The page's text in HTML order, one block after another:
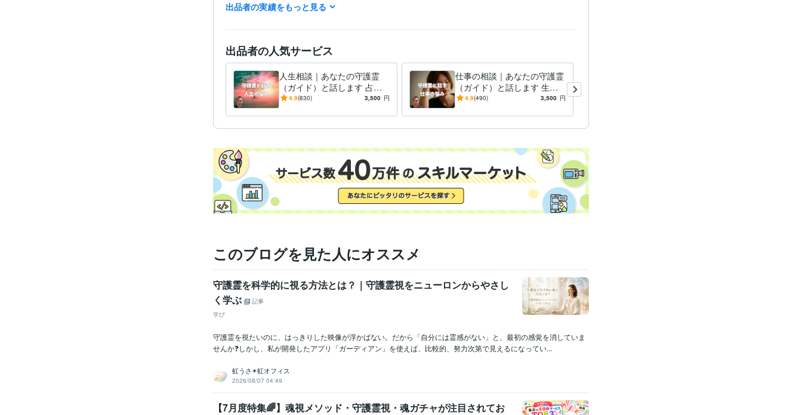
得意分野 占い クライアントの守護霊（ガイド）と話すこと
悩み相談・カウンセリング クライアントの守護霊（ガイド）と話すこと
出品者の実績をもっと見る
出品者の人気サービス
人生相談｜あなたの守護霊
（ガイド）と話します 占い
依存、ジプシーになってませ
4.9(830) 3,500 円
仕事の相談｜あなたの守護霊
（ガイド）と話します 生年
月日、姓名不要。統計学占い
4.9(490) 3,500 円
このブログを見た人にオススメ
守護霊を科学的に視る方法とは？｜守護霊視をニューロンからやさし
く学ぶ
記事
学び
守護霊を視たいのに、はっきりした映像が浮かばない。だから「自分には霊感がない」と、最初の感覚を消していま
せんか❓️しかし、私が開発したアプリ「ガーディアン」を使えば、比較的、努力次第で見えるになってい...
虹うさ✴︎虹オフィス
2026/08/07 04:49
【7月度特集🌈】魂視メソッド・守護霊視・魂ガチャが注目されてお